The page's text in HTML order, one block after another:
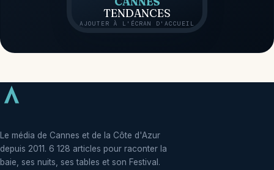
TENDANCES
AJOUTER À L'ÉCRAN D'ACCUEIL
Le média de Cannes et de la Côte d'Azur
depuis 2011. 6 128 articles pour raconter la
baie, ses nuits, ses tables et son Festival.